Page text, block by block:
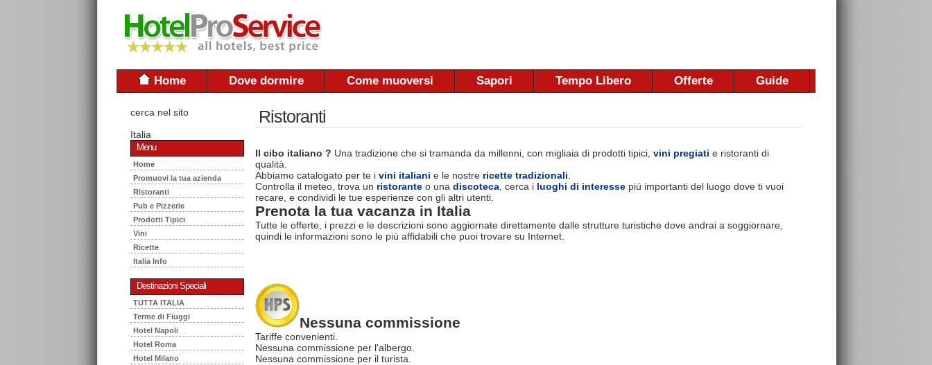
Home Dove dormire Come muoversi Sapori Tempo Libero Offerte Guide
cerca nel sito
Italia
Menu
Home
Promuovi la tua azienda
Ristoranti
Pub e Pizzerie
Prodotti Tipici
Vini
Ricette
Italia Info
Destinazioni Speciali
TUTTA ITALIA
Terme di Fiuggi
Hotel Napoli
Hotel Roma
Hotel Milano
Ristoranti
Il cibo italiano ? Una tradizione che si tramanda da millenni, con migliaia di prodotti tipici, vini pregiati e ristoranti di
qualità.
Abbiamo catalogato per te i vini italiani e le nostre ricette tradizionali
Controlla il meteo, trova un ristorante o una discoteca , cerca i luoghi di interesse piú importanti del luogo dove ti vuoi
recare, e condividi le tue esperienze con gli altri utenti.
Prenota la tua vacanza in Italia
Tutte le offerte, i prezzi e le descrizioni sono aggiornate direttamente dalle strutture turistiche dove andrai a soggiornare,
quindi le informazioni sono le piú affidabili che puoi trovare su Internet.
Nessuna commissione
Tariffe convenienti.
Nessuna commissione per l'albergo.
Nessuna commissione per il turista.